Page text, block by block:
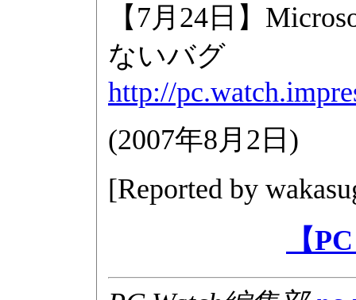
【7月24日】
ないバグ
http://
(2007年8月2日 )
[Reported by
【